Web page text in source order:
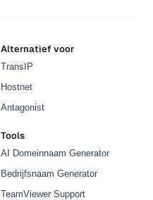
Alternatief voor
TransIP
Hostnet
Antagonist
Tools
AI Domeinnaam Generator
Bedrijfsnaam Generator
TeamViewer Support